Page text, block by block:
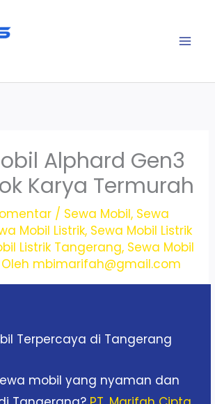
Alphard Gen3
Karya Termurah
/ Sewa Mobil, Sewa
Mobil Listrik, Sewa Mobil Listrik
Listrik Tangerang, Sewa Mobil
mbimarifah@gmail.com
Terpercaya di Tangerang
mobil yang nyaman dan